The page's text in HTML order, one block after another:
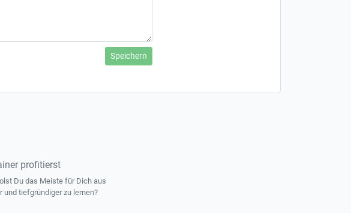
Speichern
profitierst
Du das Meiste für Dich aus
tiefgründiger zu lernen?